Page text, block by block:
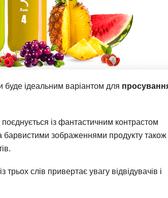
буде ідеальним варіантом для
із фантастичним контрастом
барвистими зображеннями продукту також
трьох слів привертає увагу відвідувачів і